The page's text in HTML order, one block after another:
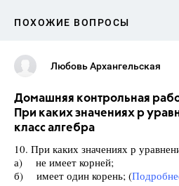
ПОХОЖИЕ ВОПРОСЫ
Любовь Архангельская
Домашняя контрольная
При каких значениях р
класс алгебра
10. При каких значениях р
а) не имеет корней;
б) имеет один корень; (